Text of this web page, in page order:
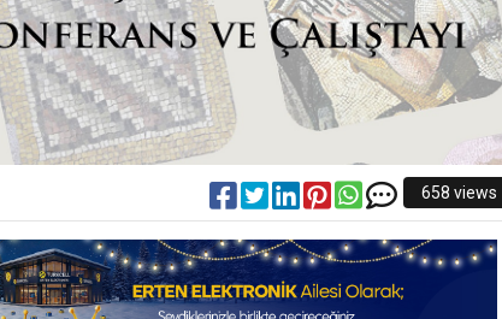
658 views